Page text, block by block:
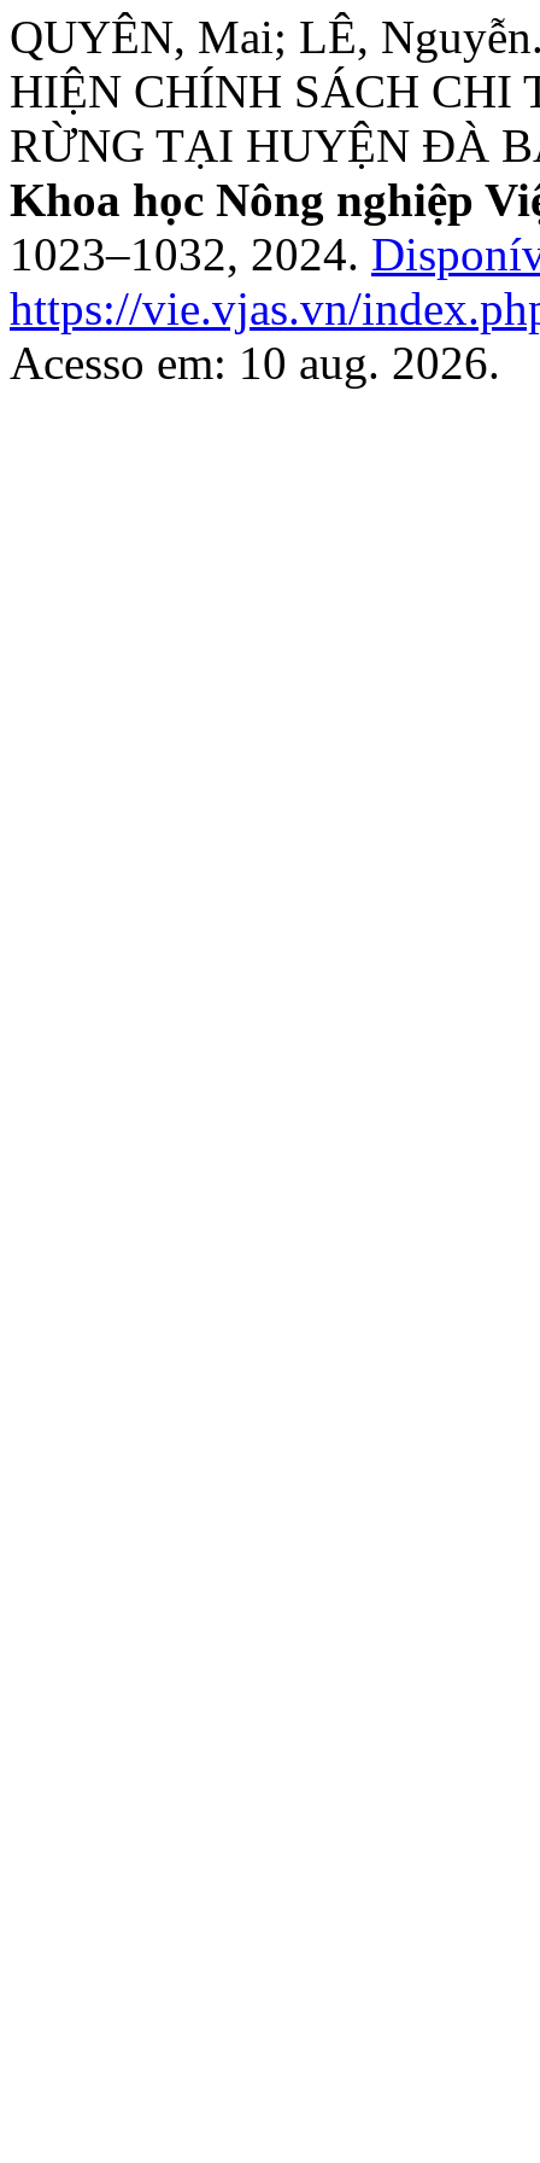
QUYÊN, Mai; LÊ,
HIỆN CHÍNH SÁCH CHI
RỪNG TẠI HUYỆN ĐÀ
Khoa học Nông nghiệp
1023–1032, 2024.
https://vie.vjas.vn/
Acesso em: 10 aug. 2026.